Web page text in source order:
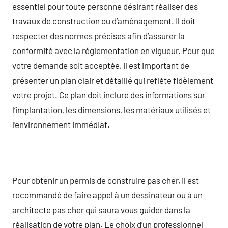
essentiel pour toute personne désirant réaliser des
travaux de construction ou d’aménagement. Il doit
respecter des normes précises afin d’assurer la
conformité avec la réglementation en vigueur. Pour que
votre demande soit acceptée, il est important de
présenter un plan clair et détaillé qui reflète fidèlement
votre projet. Ce plan doit inclure des informations sur
l’implantation, les dimensions, les matériaux utilisés et
l’environnement immédiat.
Pour obtenir un permis de construire pas cher, il est
recommandé de faire appel à un dessinateur ou à un
architecte pas cher qui saura vous guider dans la
réalisation de votre plan. Le choix d’un professionnel